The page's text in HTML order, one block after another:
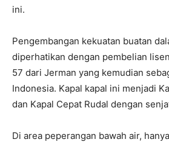
ini.
Pengembangan kekuatan buatan
diperhatikan dengan pembelian
57 dari Jerman yang kemudian
Indonesia. Kapal kapal ini menjadi
dan Kapal Cepat Rudal dengan
Di area peperangan bawah air,